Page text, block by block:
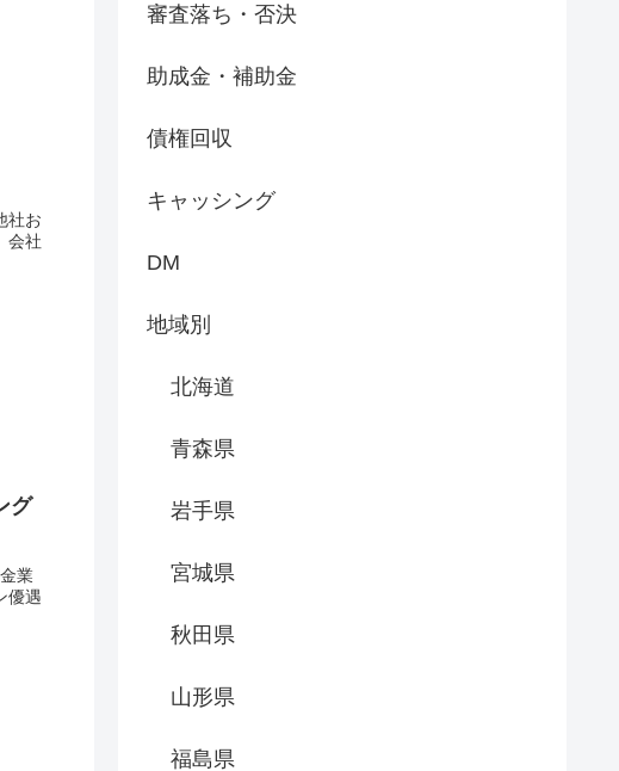
社お
会社
グ
業
優遇
審査落ち・否決
助成金・補助金
債権回収
キャッシング
DM
地域別
北海道
青森県
岩手県
宮城県
秋田県
山形県
福島県